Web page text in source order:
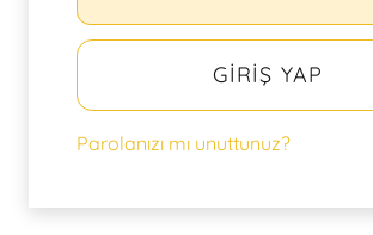
GIRIŞ YAP
Parolanızı mı unuttunuz?